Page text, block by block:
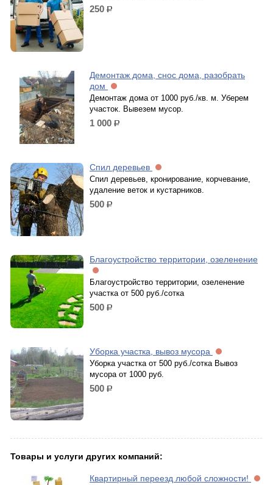
250 р.
Демонтаж дома, снос дома, разобрать
дом
Демонтаж дома от 1000 руб./кв. м. Уберем
участок. Вывезем мусор.
1 000 р.
Спил деревьев
Спил деревьев, кронирование, корчевание,
удаление веток и кустарников.
500 р.
Благоустройство территории, озеленение
Благоустройство территории, озеленение
участка от 500 руб./сотка
500 р.
Уборка участка, вывоз мусора
Уборка участка от 500 руб./сотка Вывоз
мусора от 1000 руб.
500 р.
Товары и услуги других компаний:
Квартирный переезд любой сложности!